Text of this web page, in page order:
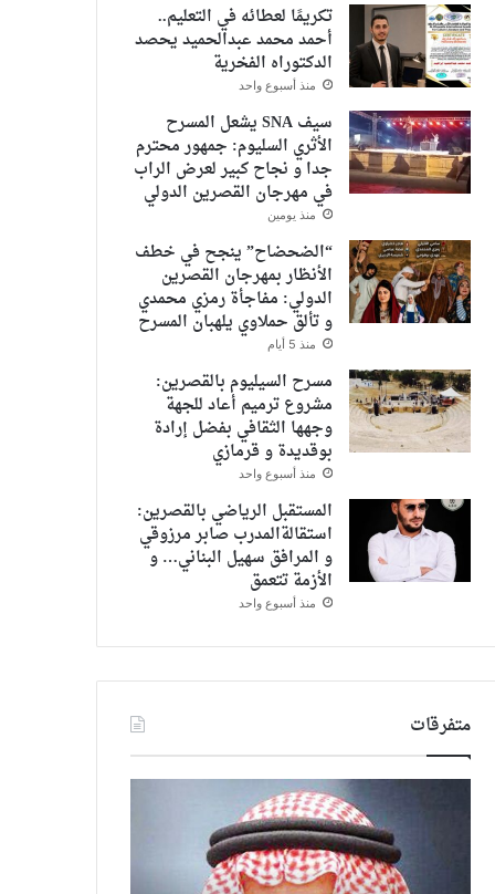
تكريمًا لعطائه في التعليم..
أحمد محمد عبدالحميد يحصد
الدكتوراه الفخرية
منذ أسبوع واحد
سيف SNA يشعل المسرح
الأثري السليوم: جمهور محترم
جدا و نجاح كبير لعرض الراب
في مهرجان القصرين الدولي
منذ يومين
“الضحضاح” ينجح في خطف
الأنظار بمهرجان القصرين
الدولي: مفاجأة رمزي محمدي
و تألق حملاوي يلهبان المسرح
منذ 5 أيام
مسرح السيليوم بالقصرين:
مشروع ترميم أعاد للجهة
وجهها الثقافي بفضل إرادة
بوقديدة و قرمازي
منذ أسبوع واحد
المستقبل الرياضي بالقصرين:
استقالةالمدرب صابر مرزوقي
و المرافق سهيل البناني… و
الأزمة تتعمق
منذ أسبوع واحد
متفرقات